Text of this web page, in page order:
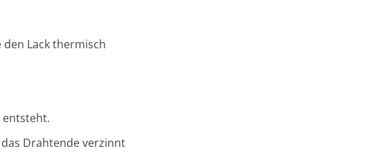
Lack thermisch
entsteht.
Drahtende verzinnt